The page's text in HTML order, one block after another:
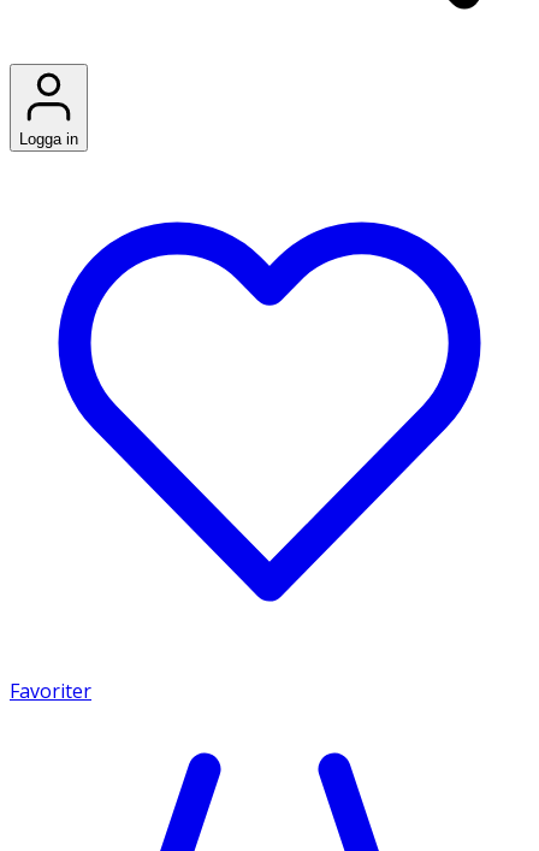
Logga in
Favoriter